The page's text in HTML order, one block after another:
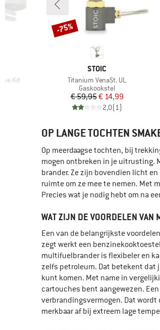
Kit
MERK
STOIC
Artikel
Titanium VenaSt. UL
Productgroep
Gaskookstel
Prijs
€ 59,95Verlaagde prijs
€ 14,99
2,0(1 )
Korting
-75%
OP LANGE TOCHTEN
Op meerdaagse tochten, bij
mogen ontbreken in je uitrusting.
brander. Ze zijn bovendien licht
ruimte om ze mee te nemen. Met
Precies wat je nodig hebt om na
WAT ZIJN DE VOORDELEN VAN
Een van de belangrijkste
zegt werkt een
multifuelbrander is flexibeler en
zelfs petroleum. Dat betekent dat
kunt komen. Met name in
cartouches bent aangewezen.
verbrandingsvermogen. Dat
merkbaar af bij extreem lage